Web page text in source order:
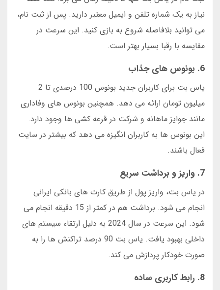
نیاز به یک شماره تلفن و ایمیل معتبر دارید. پس از ثبت نام،
می توانید بلافاصله شروع به بازی کنید. این سرعت در
مقایسه با رقبا بسیار بهتر است.
6. بونوس های جذاب
یاس بت برای کاربران جدید بونوس 100 درصدی تا 2
میلیون تومان ارائه می دهد. همچنین بونوس های وفاداری
مانند جوایز ماهانه و شرکت در قرعه کشی ها وجود دارد.
این بونوس ها به کاربران انگیزه می دهد که بیشتر در سایت
فعال باشند.
7. واریز و برداشت سریع
در یاس بت، واریز پول از طریق کارت های بانکی ایرانی
انجام می شود. برداشت هم در کمتر از 15 دقیقه انجام می
شود. این سرعت در سال 2024 به دلیل ارتقاء سیستم های
داخلی بهبود یافت. یاس بت 90 درصد تراکنش ها را به
صورت خودکار پردازش می کند.
8. رابط کاربری ساده